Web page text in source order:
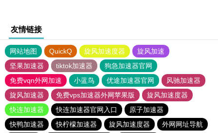
友情链接
网站地图 QuickQ 旋风加速度器
旋风加速
坚果加速器
tiktok加速器
狗急加速器官网
免费vqn外网加速
小蓝鸟 优途加速器官网
风驰加速器
旋风加速器
免费vps加速器外网苹果版
旋风加速度器
快连加速器
快连加速器官网入口
原子加速器
快鸭加速器
快柠檬加速器 旋风加速度器 外网网址导航